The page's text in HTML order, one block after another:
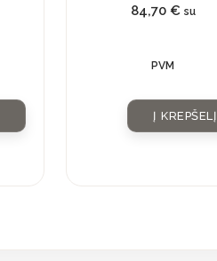
84,70 € su
PVM
Į KREPŠELĮ